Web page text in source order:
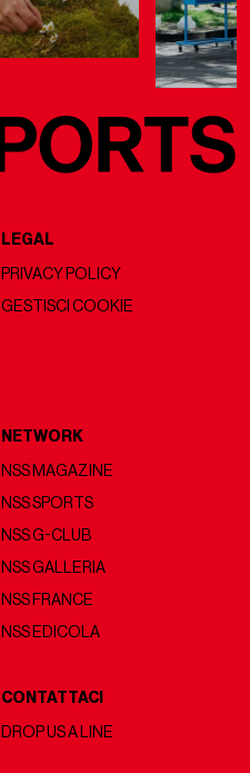
LEGAL
PRIVACY POLICY
GESTISCI COOKIE
NETWORK
NSS MAGAZINE
NSS SPORTS
NSS G-CLUB
NSS GALLERIA
NSS FRANCE
NSS EDICOLA
CONTATTACI
DROP US A LINE